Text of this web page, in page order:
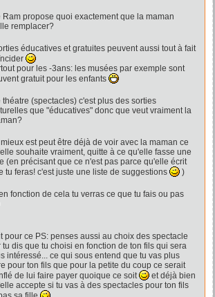
Ram propose quoi exactement que la maman
remplacer?
éducatives et gratuites peuvent aussi tout à fait
pour les -3ans: les musées par exemple sont
gratuit pour les enfants
théatre (spectacles) c'est plus des sorties
que "éducatives" donc que veut vraiment la
mieux est peut être déjà de voir avec la maman ce
souhaite vraiment, quitte à ce qu'elle fasse une
(en précisant que ce n'est pas parce qu'elle écrit
tu feras! c'est juste une liste de suggestions
)
fonction de cela tu verras ce que tu fais ou pas
pour ce PS: penses aussi au choix des spectacle
tu dis que tu choisi en fonction de ton fils qui sera
intéressé... ce qui sous entend que tu vas plus
pour ton fils que pour la petite du coup ce serait
de lui faire payer quoique ce soit
et déjà bien
accepte si tu vas à des spectacles pour ton fils